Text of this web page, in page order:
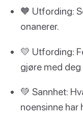
🧡 Utfording:
onanerer.
💛 Utfording:
gjøre med deg
💚 Sannhet:
noensinne har